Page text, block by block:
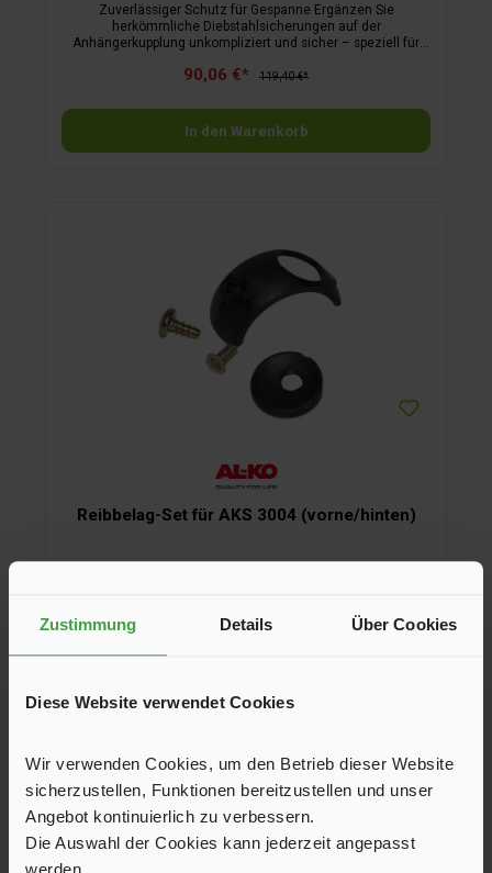
Zustimmung Details Über Cookies
Diese Website verwendet Cookies
Wir verwenden Cookies, um den Betrieb dieser Website
sicherzustellen, Funktionen bereitzustellen und unser
Angebot kontinuierlich zu verbessern.
Die Auswahl der Cookies kann jederzeit angepasst
werden.
Zuverlässiger Schutz für Gespanne​ Ergänzen Sie
herkömmliche Diebstahlsicherungen auf der
Anhängerkupplung unkompliziert und sicher – speziell für
der Fahrt und im Stand. Stahlgehäuse in hochwertiger
einsetzbar
90,06 €* 119,40 €*
In den Warenkorb
Reibbelag-Set für AKS 3004 (vorne/hinten)
In den Warenkorb